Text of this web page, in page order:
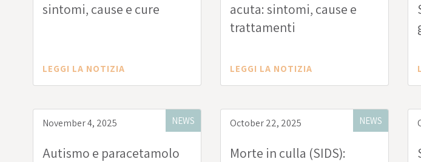
sintomi, cause e cure
LEGGI LA NOTIZIA
acuta: sintomi, cause e
trattamenti
LEGGI LA NOTIZIA
NEWS
November 4, 2025
Autismo e paracetamolo
NEWS
October 22, 2025
Morte in culla (SIDS):